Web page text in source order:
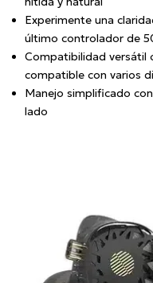
Experimente una
último controlador de
Compatibilidad versátil
compatible con varios
Manejo simplificado
lado